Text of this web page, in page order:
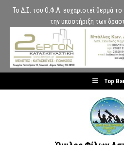
Το Δ.Σ. του Ο.Φ.Α. ευχαριστεί θερμά το
την υποστήριξη των
to
Top